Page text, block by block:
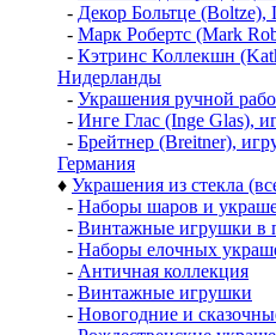
- Декор Больтце (Boltze),
- Марк Робертс (Mark
- Кэтринс Коллекшн
Нидерланды
- Украшения ручной
- Инге Глас (Inge Glas),
- Брейтнер (Breitner),
Германия
♦ Украшения из стекла
- Наборы шаров и
- Винтажные игрушки в
- Наборы елочных
- Античная коллекция
- Винтажные игрушки
- Новогодние и